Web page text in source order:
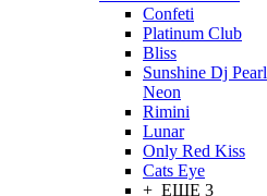
Confeti
Platinum Club
Bliss
Sunshine Dj Pearl
Neon
Rimini
Lunar
Only Red Kiss
Cats Eye
+ ЕЩЕ 3